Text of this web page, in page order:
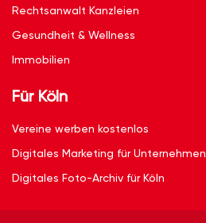
Rechtsanwalt Kanzleien
Gesundheit & Wellness
Immobilien
Für Köln
Vereine werben kostenlos
Digitales Marketing für Unternehmen
Digitales Foto-Archiv für Köln